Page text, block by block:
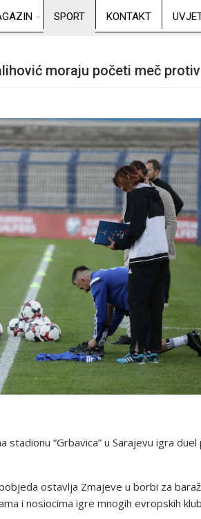
SPORT KONTAKT
moraju početi meč
“Grbavica” u Sarajevu igra
ostavlja Zmajeve u borbi za
i nosiocima igre mnogih evropskih